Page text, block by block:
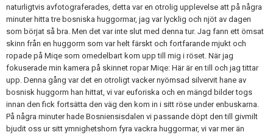
naturligtvis avfotograferades, detta var en otrolig upplevelse att på några
minuter hitta tre bosniska huggormar, jag var lycklig och njöt av dagen
som börjat så bra. Men det var inte slut med denna tur. Jag fann ett ömsat
skinn från en huggorm som var helt färskt och fortfarande mjukt och
ropade på Miqe som omedelbart kom upp till mig i röset. När jag
fokuserade min kamera på skinnet ropar Miqe: Här är en till och jag tittar
upp. Denna gång var det en otroligt vacker nyömsad silvervit hane av
bosnisk huggorm han hittat, vi var euforiska och en mängd bilder togs
innan den fick fortsätta den väg den kom in i sitt röse under enbuskarna.
På några minuter hade Bosniensisdalen vi passande döpt den till givmilt
bjudit oss ur sitt ymnighetshorn fyra vackra huggormar, vi var mer än